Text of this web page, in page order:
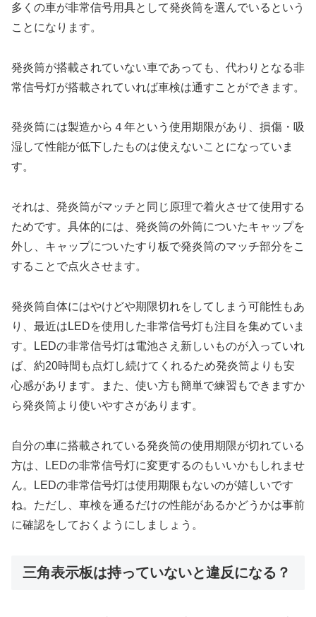
多くの車が非常信号用具として発炎筒を選んでいるという
ことになります。
発炎筒が搭載されていない車であっても、代わりとなる非
常信号灯が搭載されていれば車検は通すことができます。
発炎筒には製造から４年という使用期限があり、損傷・吸
湿して性能が低下したものは使えないことになっていま
す。
それは、発炎筒がマッチと同じ原理で着火させて使用する
ためです。具体的には、発炎筒の外筒についたキャップを
外し、キャップについたすり板で発炎筒のマッチ部分をこ
することで点火させます。
発炎筒自体にはやけどや期限切れをしてしまう可能性もあ
り、最近はLEDを使用した非常信号灯も注目を集めていま
す。LEDの非常信号灯は電池さえ新しいものが入っていれ
ば、約20時間も点灯し続けてくれるため発炎筒よりも安
心感があります。また、使い方も簡単で練習もできますか
ら発炎筒より使いやすさがあります。
自分の車に搭載されている発炎筒の使用期限が切れている
方は、LEDの非常信号灯に変更するのもいいかもしれませ
ん。LEDの非常信号灯は使用期限もないのが嬉しいです
ね。ただし、車検を通るだけの性能があるかどうかは事前
に確認をしておくようにしましょう。
三角表示板は持っていないと違反になる？